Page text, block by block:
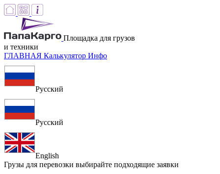
Площадка для грузов
и техники
ГЛАВНАЯ Калькулятор Инфо
Русский
Русский
English
Грузы для перевозки выбирайте подходящие заявки